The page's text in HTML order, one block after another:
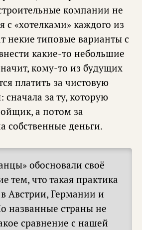
компании не
с «хотелками» каждого из
некие типовые варианты с
какие-то небольшие
кому-то из будущих
платить за чистовую
сначала за ту, которую
а потом за
собственные деньги.
обосновали своё
тем, что такая практика
Австрии, Германии и
названные страны не
сравнение с нашей